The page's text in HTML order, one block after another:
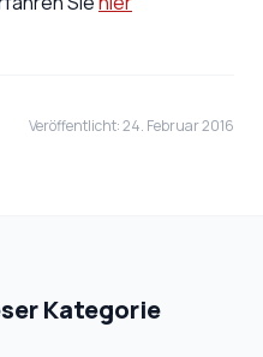
Veröffentlicht: 24. Februar 2016
Kategorie